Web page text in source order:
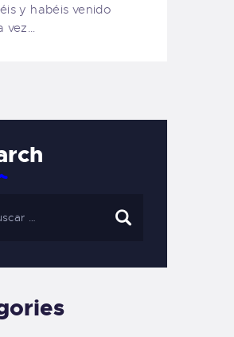
y habéis venido
vez…